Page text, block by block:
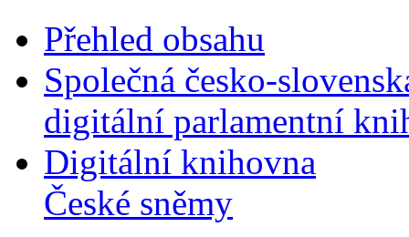
Přehled obsahu
Společná česko-
digitální parlamentní
Digitální knihovna
České sněmy